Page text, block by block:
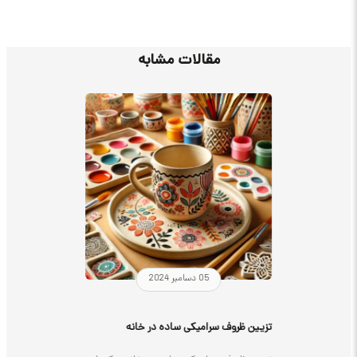
مقالات مشابه
05 دسامبر 2024
تزیین ظروف سرامیکی ساده در خانه